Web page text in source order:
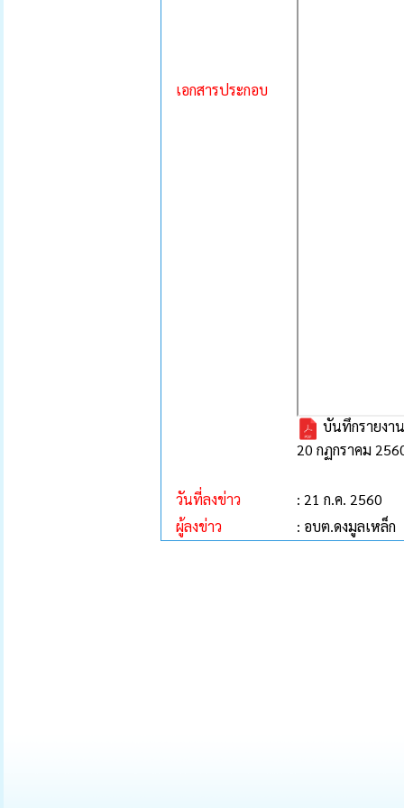
เอกสารประกอบ
บันทึกรายงา
20 กฏกราคม
วันที่ลงข่าว
: 21 ก.ค. 2560
ผู้ลงข่าว
: อบต.ดงมูลเหล็ก